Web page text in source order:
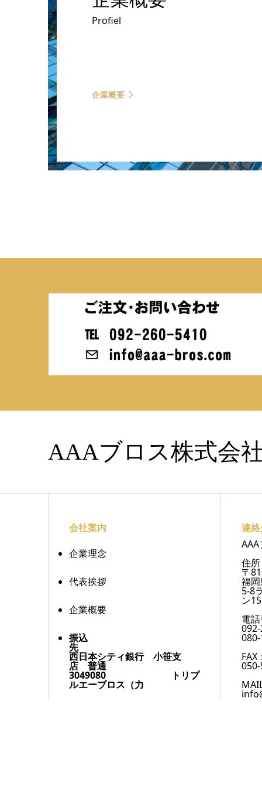
Profiel
企業概要
AAAブロス株式会
会社案内
企業理念
代表挨拶
企業概要
振込
先
西日本シティ銀行 小笹支
店 普通
3049080 トリプ
ルエーブロス（力
連
住
〒
福
5-8
ン
電
FAX